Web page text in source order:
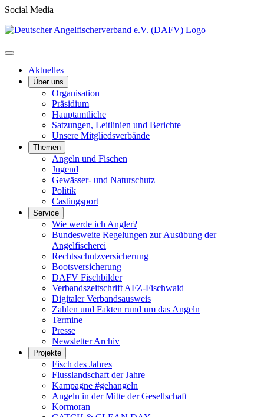
Social Media
Aktuelles
Über uns
Organisation
Präsidium
Hauptamtliche
Satzungen, Leitlinien und Berichte
Unsere Mitgliedsverbände
Themen
Angeln und Fischen
Jugend
Gewässer- und Naturschutz
Politik
Castingsport
Service
Wie werde ich Angler?
Bundesweite Regelungen zur Ausübung der
Angelfischerei
Rechtsschutzversicherung
Bootsversicherung
DAFV Fischbilder
Verbandszeitschrift AFZ-Fischwaid
Digitaler Verbandsausweis
Zahlen und Fakten rund um das Angeln
Termine
Presse
Newsletter Archiv
Projekte
Fisch des Jahres
Flusslandschaft der Jahre
Kampagne #gehangeln
Angeln in der Mitte der Gesellschaft
Kormoran